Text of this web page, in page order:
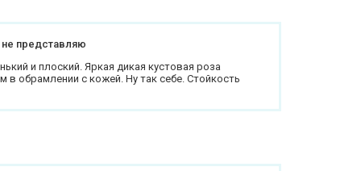
представляю
и плоский. Яркая дикая кустовая роза
обрамлении с кожей. Ну так себе. Стойкость